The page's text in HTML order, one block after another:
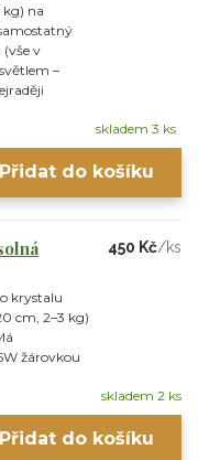
kg) na
(vše v
–
skladem 3 ks
Přidat do košíku
krystalu
cm, 2–3 kg)
žárovkou
450 Kč/ks
skladem 2 ks
Přidat do košíku